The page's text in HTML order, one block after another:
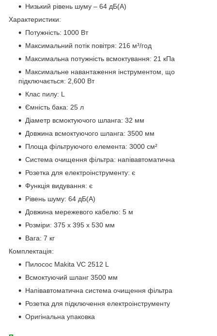
Низький рівень шуму – 64 дБ(А)
Характеристики:
Потужність: 1000 Вт
Максимальний потік повітря: 216 м³/год
Максимальна потужність всмоктування: 21 кПа
Максимальне навантаження інструментом, що
підключається: 2,600 Вт
Клас пилу: L
Ємність бака: 25 л
Діаметр всмоктуючого шланга: 32 мм
Довжина всмоктуючого шланга: 3500 мм
Площа фільтруючого елемента: 3000 см²
Система очищення фільтра: напівавтоматична
Розетка для електроінструменту: є
Функція видування: є
Рівень шуму: 64 дБ(А)
Довжина мережевого кабелю: 5 м
Розміри: 375 x 395 x 530 мм
Вага: 7 кг
Комплектація:
Пилосос Makita VC 2512 L
Всмоктуючий шланг 3500 мм
Напівавтоматична система очищення фільтра
Розетка для підключення електроінструменту
Оригінальна упаковка